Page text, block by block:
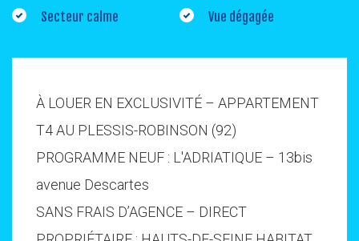
Secteur calme
Vue dégagée
À LOUER EN EXCLUSIVITÉ – APPARTEMENT
T4 AU PLESSIS-ROBINSON (92)
PROGRAMME NEUF : L'ADRIATIQUE – 13bis
avenue Descartes
SANS FRAIS D’AGENCE – DIRECT